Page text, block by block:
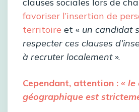
favoriser l’insertion de
territoire et « un candidat
respecter ces clauses
à recruter localement».
Cependant, attention : « le
géographique est